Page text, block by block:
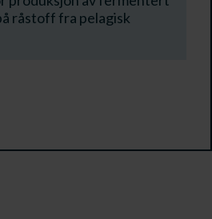
råstoff fra pelagisk